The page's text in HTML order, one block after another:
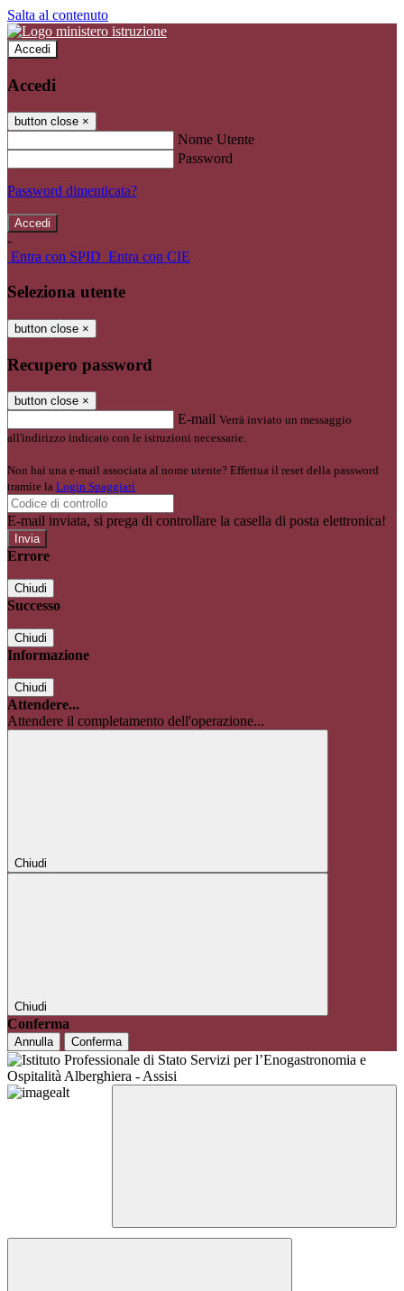
Salta al contenuto
Accedi
Accedi
button close ×
Nome Utente
Password
Password dimenticata?
-
Entra con SPID Entra con CIE
Seleziona utente
button close ×
Recupero password
button close ×
E-mail Verrà inviato un messaggio
all'indirizzo indicato con le istruzioni necessarie.
Non hai una e-mail associata al nome utente? Effettua il reset della password
tramite la Login Spaggiari
E-mail inviata, si prega di controllare la casella di posta elettronica!
Errore
Chiudi
Successo
Chiudi
Informazione
Chiudi
Attendere...
Attendere il completamento dell'operazione...
Chiudi
Chiudi
Conferma
Annulla Conferma